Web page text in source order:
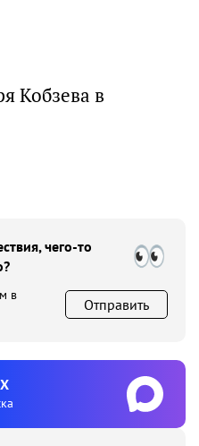
Кобзева в
чего-то
в
Отправить